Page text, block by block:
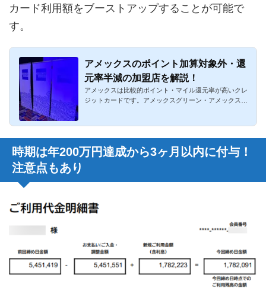
カード利用額をブーストアップすることが可能で
す。
アメックスのポイント加算対象外・還
元率半減の加盟店を解説！
アメックスは比較的ポイント・マイル還元率が高いクレ
ジットカードです。アメックスグリーン・アメックスゴ
時期は年200万円達成から3ヶ月以内に付与！
注意点もあり